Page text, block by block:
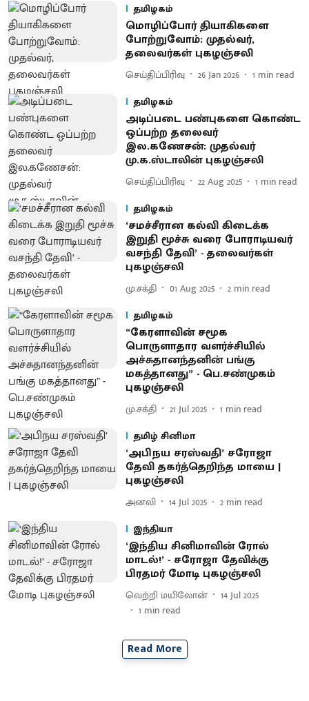
தமிழகம்
மொழிப்போர் தியாகிகளை
போற்றுவோம்: முதல்வர்,
தலைவர்கள் புகழஞ்சலி
செய்திப்பிரிவு 26 Jan 2026 1 min read
தமிழகம்
அடிப்படை பண்புகளை கொண்ட
ஒப்பற்ற தலைவர்
இல.கணேசன்: முதல்வர்
மு.க.ஸ்டாலின் புகழஞ்சலி
செய்திப்பிரிவு 22 Aug 2025 1 min read
தமிழகம்
‘சமச்சீரான கல்வி கிடைக்க
இறுதி மூச்சு வரை போராடியவர்
வசந்தி தேவி’ - தலைவர்கள்
புகழஞ்சலி
மு.சக்தி 01 Aug 2025 2 min read
தமிழகம்
“கேரளாவின் சமூக
பொருளாதார வளர்ச்சியில்
அச்சுதானந்தனின் பங்கு
மகத்தானது” - பெ.சண்முகம்
புகழஞ்சலி
மு.சக்தி 21 Jul 2025 1 min read
தமிழ் சினிமா
‘அபிநய சரஸ்வதி’ சரோஜா
தேவி தகர்த்தெறிந்த மாயை |
புகழஞ்சலி
அனலி 14 Jul 2025 2 min read
இந்தியா
‘இந்திய சினிமாவின் ரோல்
மாடல்!’ - சரோஜா தேவிக்கு
பிரதமர் மோடி புகழஞ்சலி
வெற்றி மயிலோன்
14 Jul 2025
1 min read
Read More